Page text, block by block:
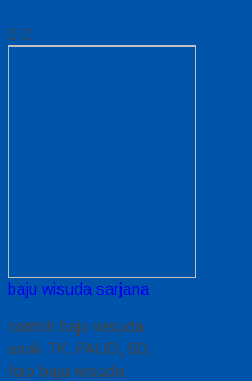
baju wisuda sarjana
contoh baju wisuda
anak TK, PAUD, SD,
foto baju wisuda